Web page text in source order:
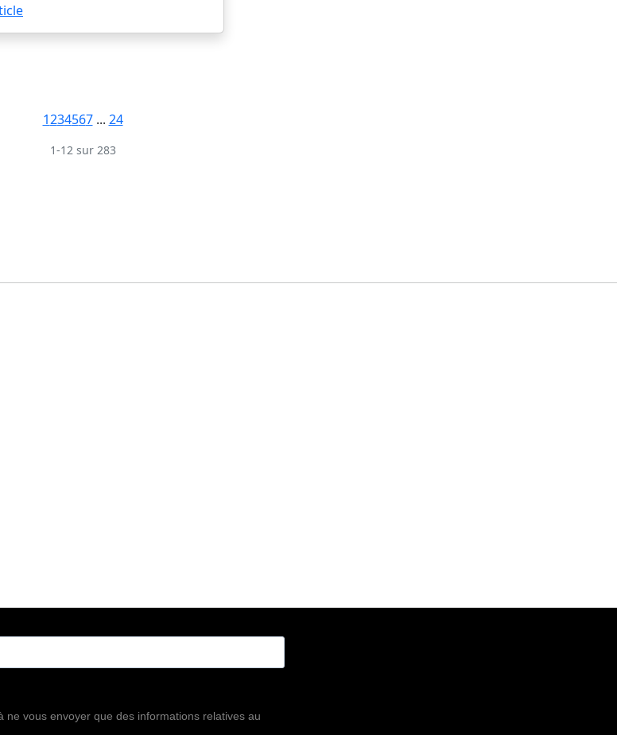
1234567 ... 24
1-12 sur 283
ne vous envoyer que des informations relatives au